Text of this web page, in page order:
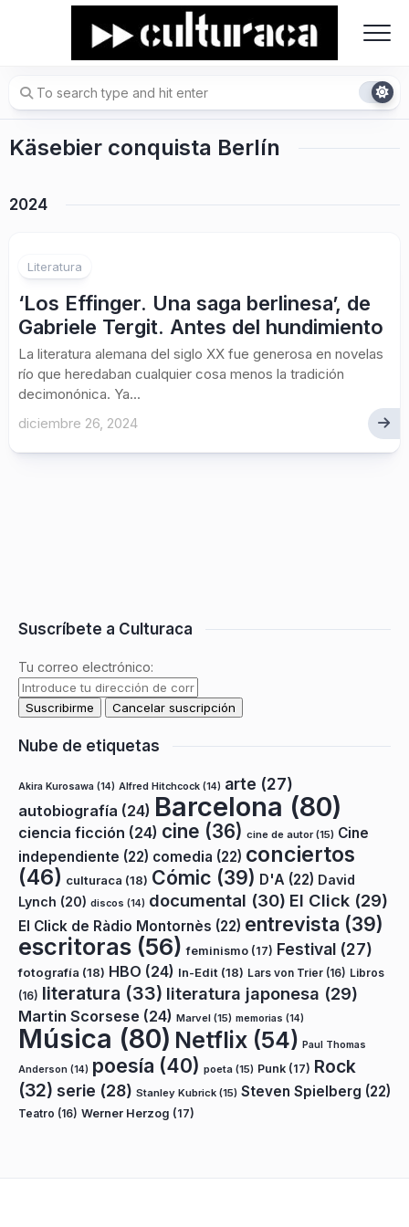
Käsebier conquista Berlín
2024
Literatura
‘Los Effinger. Una saga berlinesa’, de
Gabriele Tergit. Antes del hundimiento
La literatura alemana del siglo XX fue generosa en novelas
río que heredaban cualquier cosa menos la tradición
decimonónica. Ya...
diciembre 26, 2024
Suscríbete a Culturaca
Tu correo electrónico:
Nube de etiquetas
Akira Kurosawa (14) Alfred Hitchcock (14) arte (27)
autobiografía (24) Barcelona (80)
ciencia ficción (24) cine (36) cine de autor(15) Cine
independiente (22) comedia (22) conciertos
(46) culturaca (18) Cómic (39) D'A (22) David
Lynch (20) discos (14) documental (30) El Click (29)
El Click de Ràdio Montornès (22) entrevista (39)
escritoras (56) feminismo (17) Festival (27)
fotografía (18) HBO (24) In-Edit (18) Lars von Trier (16) Libros
(16) literatura (33) literatura japonesa (29)
Martin Scorsese (24) Marvel (15) memorias (14)
Música (80) Netflix (54) Paul Thomas
Anderson (14) poesía (40) poeta (15) Punk (17) Rock
(32) serie (28) Stanley Kubrick (15) Steven Spielberg (22)
Teatro (16) Werner Herzog (17)